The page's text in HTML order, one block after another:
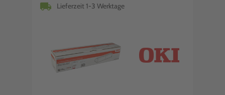
local_shipping Lieferzeit 1-3 Werktage